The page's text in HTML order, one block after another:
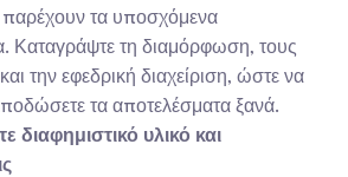
τα υποσχόμενα
Καταγράψτε τη διαμόρφωση, τους
την εφεδρική διαχείριση, ώστε να
τα αποτελέσματα ξανά.
διαφημιστικό υλικό και